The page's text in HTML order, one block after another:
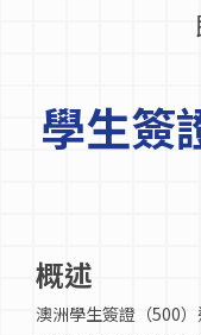
學生簽
概述
澳洲學生簽證（500
語言學校
澳洲留學